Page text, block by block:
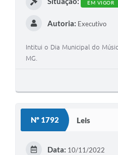
EM VIGOR
Autoria: Executivo
Intitui o Dia Municipal do
MG.
Nº 1792 Leis
Data: 10/11/2022